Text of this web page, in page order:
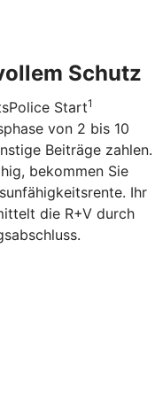
Schutz
Start1
von 2 bis 10
Beiträge zahlen.
bekommen Sie
Ihr
die R+V durch